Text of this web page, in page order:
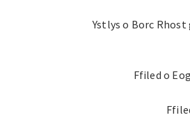
Ystlys o Borc Rhost
Ffiled o